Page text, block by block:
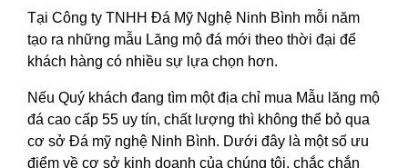
Tại Công ty TNHH Đá Mỹ Nghệ Ninh Bình mỗi năm
tạo ra những mẫu Lăng mộ đá mới theo thời đại để
khách hàng có nhiều sự lựa chọn hơn.
Nếu Quý khách đang tìm một địa chỉ mua Mẫu lăng mộ
đá cao cấp 55 uy tín, chất lượng thì không thể bỏ qua
cơ sở Đá mỹ nghệ Ninh Bình. Dưới đây là một số ưu
điểm về cơ sở kinh doanh của chúng tôi, chắc chắn